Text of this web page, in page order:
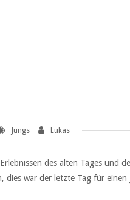
Jungs Lukas
des alten Tages und
war der letzte Tag für einen